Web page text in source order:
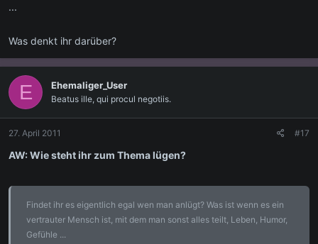
...
Was denkt ihr darüber?
E Ehemaliger_User
Beatus ille, qui procul negotiis.
27. April 2011 #17
AW: Wie steht ihr zum Thema lügen?
Findet ihr es eigentlich egal wen man anlügt? Was ist wenn es ein
vertrauter Mensch ist, mit dem man sonst alles teilt, Leben, Humor,
Gefühle ...